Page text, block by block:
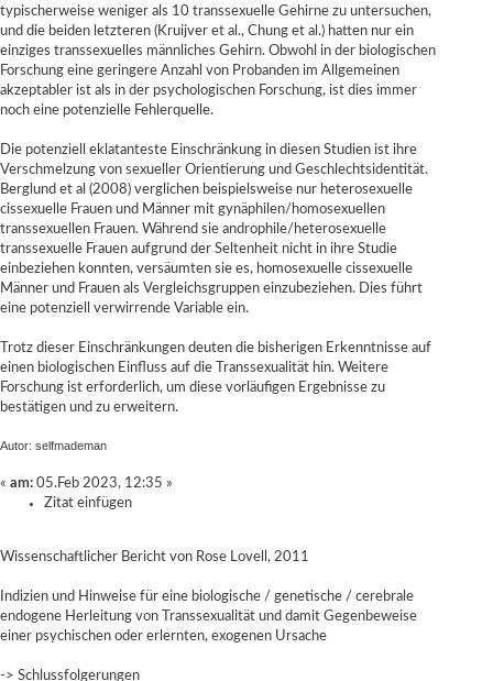
typischerweise weniger als 10 transsexuelle Gehirne zu untersuchen,
und die beiden letzteren (Kruijver et al., Chung et al.) hatten nur ein
einziges transsexuelles männliches Gehirn. Obwohl in der biologischen
Forschung eine geringere Anzahl von Probanden im Allgemeinen
akzeptabler ist als in der psychologischen Forschung, ist dies immer
noch eine potenzielle Fehlerquelle.
Die potenziell eklatanteste Einschränkung in diesen Studien ist ihre
Verschmelzung von sexueller Orientierung und Geschlechtsidentität.
Berglund et al (2008) verglichen beispielsweise nur heterosexuelle
cissexuelle Frauen und Männer mit gynäphilen/homosexuellen
transsexuellen Frauen. Während sie androphile/heterosexuelle
transsexuelle Frauen aufgrund der Seltenheit nicht in ihre Studie
einbeziehen konnten, versäumten sie es, homosexuelle cissexuelle
Männer und Frauen als Vergleichsgruppen einzubeziehen. Dies führt
eine potenziell verwirrende Variable ein.
Trotz dieser Einschränkungen deuten die bisherigen Erkenntnisse auf
einen biologischen Einfluss auf die Transsexualität hin. Weitere
Forschung ist erforderlich, um diese vorläufigen Ergebnisse zu
bestätigen und zu erweitern.
Autor: selfmademan
« am: 05.Feb 2023, 12:35 »
Zitat einfügen
Wissenschaftlicher Bericht von Rose Lovell, 2011
Indizien und Hinweise für eine biologische / genetische / cerebrale
endogene Herleitung von Transsexualität und damit Gegenbeweise
einer psychischen oder erlernten, exogenen Ursache
-> Schlussfolgerungen